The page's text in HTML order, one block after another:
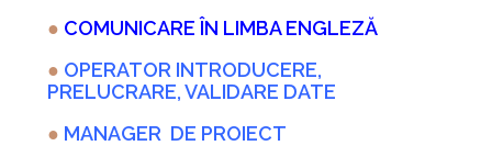
● COMUNICARE ÎN LIMBA ENGLEZĂ
● OPERATOR INTRODUCERE,
PRELUCRARE, VALIDARE DATE
● MANAGER DE PROIECT